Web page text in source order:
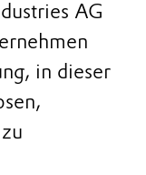
AG
in dieser